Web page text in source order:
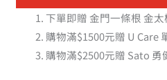
下單即贈 金門一條根 金
購物滿$1500元贈 U Care
購物滿$2500元贈 Sato